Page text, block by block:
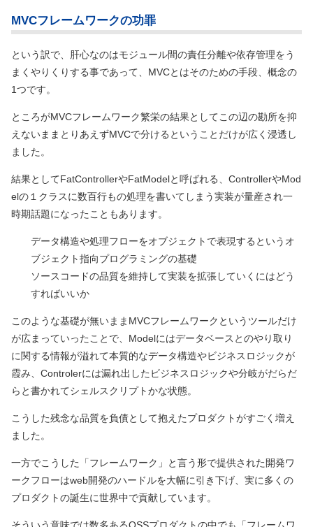
MVCフレームワークの功罪
という訳で、肝心なのはモジュール間の責任分離や依存管理をう
まくやりくりする事であって、MVCとはそのための手段、概念の
1つです。
ところがMVCフレームワーク繁栄の結果としてこの辺の勘所を抑
えないままとりあえずMVCで分けるということだけが広く浸透し
ました。
結果としてFatControllerやFatModelと呼ばれる、ControllerやMod
elの１クラスに数百行もの処理を書いてしまう実装が量産され一
時期話題になったこともあります。
データ構造や処理フローをオブジェクトで表現するというオ
ブジェクト指向プログラミングの基礎
ソースコードの品質を維持して実装を拡張していくにはどう
すればいいか
このような基礎が無いままMVCフレームワークというツールだけ
が広まっていったことで、Modelにはデータベースとのやり取り
に関する情報が溢れて本質的なデータ構造やビジネスロジックが
霞み、Controlerには漏れ出したビジネスロジックや分岐がだらだ
らと書かれてシェルスクリプトかな状態。
こうした残念な品質を負債として抱えたプロダクトがすごく増え
ました。
一方でこうした「フレームワーク」と言う形で提供された開発ワ
ークフローはweb開発のハードルを大幅に引き下げ、実に多くの
プロダクトの誕生に世界中で貢献しています。